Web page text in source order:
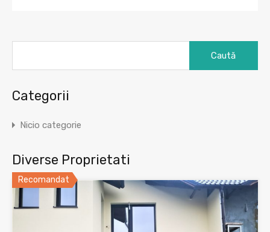
Categorii
Nicio categorie
Diverse Proprietati
Recomandat